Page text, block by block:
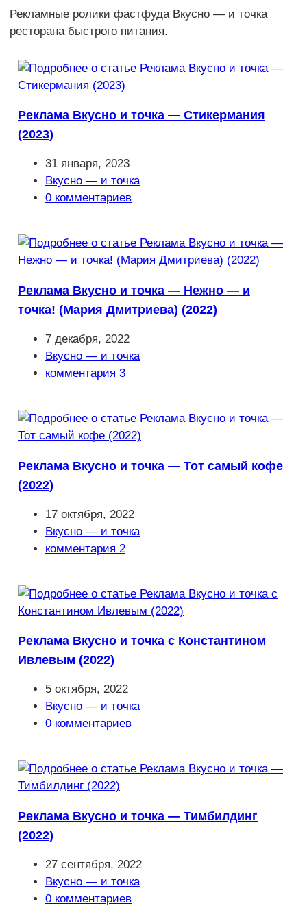
Рекламные ролики фастфуда Вкусно — и точка
ресторана быстрого питания.
Реклама Вкусно и точка — Стикермания
(2023)
Запись
опубликована:
31 января, 2023
Рубрика
записи:
Вкусно — и точка
Комментарии
0 комментариев
Реклама Вкусно и точка — Нежно — и
точка! (Мария Дмитриева) (2022)
Запись
опубликована:
7 декабря, 2022
Рубрика
записи:
Вкусно — и точка
Комментарии
комментария 3
Реклама Вкусно и точка — Тот самый кофе
(2022)
Запись
опубликована:
17 октября, 2022
Рубрика
записи:
Вкусно — и точка
Комментарии
комментария 2
Реклама Вкусно и точка с Константином
Ивлевым (2022)
Запись
опубликована:
5 октября, 2022
Рубрика
записи:
Вкусно — и точка
Комментарии
0 комментариев
Реклама Вкусно и точка — Тимбилдинг
(2022)
Запись
опубликована:
27 сентября, 2022
Рубрика
записи:
Вкусно — и точка
Комментарии
0 комментариев